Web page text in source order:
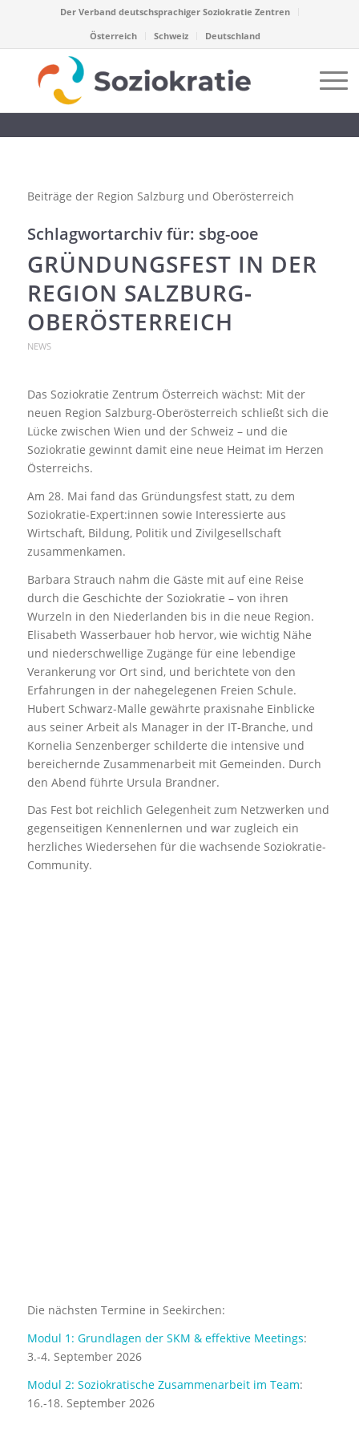
Der Verband deutschsprachiger Soziokratie Zentren
Österreich
Schweiz Deutschland
Beiträge der Region Salzburg und Oberösterreich
Schlagwortarchiv für: sbg-ooe
GRÜNDUNGSFEST IN DER
REGION SALZBURG-
OBERÖSTERREICH
NEWS
Das Soziokratie Zentrum Österreich wächst: Mit der
neuen Region Salzburg-Oberösterreich schließt sich die
Lücke zwischen Wien und der Schweiz – und die
Soziokratie gewinnt damit eine neue Heimat im Herzen
Österreichs.
Am 28. Mai fand das Gründungsfest statt, zu dem
Soziokratie-Expert:innen sowie Interessierte aus
Wirtschaft, Bildung, Politik und Zivilgesellschaft
zusammenkamen.
Barbara Strauch nahm die Gäste mit auf eine Reise
durch die Geschichte der Soziokratie – von ihren
Wurzeln in den Niederlanden bis in die neue Region.
Elisabeth Wasserbauer hob hervor, wie wichtig Nähe
und niederschwellige Zugänge für eine lebendige
Verankerung vor Ort sind, und berichtete von den
Erfahrungen in der nahegelegenen Freien Schule.
Hubert Schwarz-Malle gewährte praxisnahe Einblicke
aus seiner Arbeit als Manager in der IT-Branche, und
Kornelia Senzenberger schilderte die intensive und
bereichernde Zusammenarbeit mit Gemeinden. Durch
den Abend führte Ursula Brandner.
Das Fest bot reichlich Gelegenheit zum Netzwerken und
gegenseitigen Kennenlernen und war zugleich ein
herzliches Wiedersehen für die wachsende Soziokratie-
Community.
Die nächsten Termine in Seekirchen:
Modul 1: Grundlagen der SKM & effektive Meetings:
3.-4. September 2026
Modul 2: Soziokratische Zusammenarbeit im Team:
16.-18. September 2026